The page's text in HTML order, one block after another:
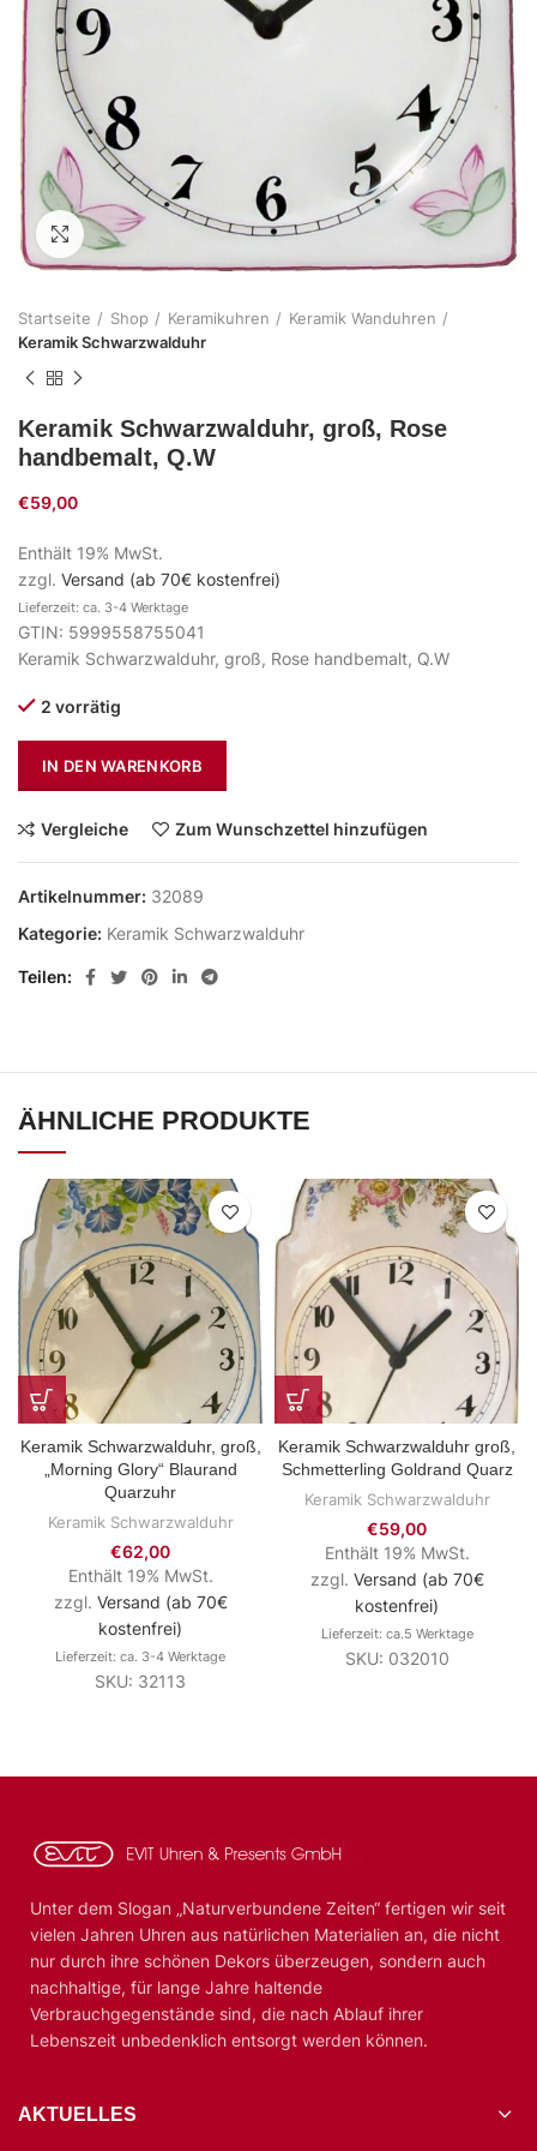
Zum Vergrößern klicken
Startseite Shop Keramikuhren
Keramik Wanduhren
Keramik Schwarzwalduhr
Keramik Schwarzwalduhr, groß, Rose
handbemalt, Q.W
€59,00
Enthält 19% MwSt.
zzgl. Versand (ab 70€ kostenfrei)
Lieferzeit: ca. 3-4 Werktage
GTIN: 5999558755041
Keramik Schwarzwalduhr, groß, Rose handbemalt, Q.W
2 vorrätig
IN DEN WARENKORB
Vergleiche Zum Wunschzettel hinzufügen
Artikelnummer: 32089
Kategorie: Keramik Schwarzwalduhr
Teilen
ÄHNLICHE PRODUKTE
Keramik Schwarzwalduhr, groß,
„Morning Glory“ Blaurand
Quarzuhr
Keramik Schwarzwalduhr
€62,00
Enthält 19% MwSt.
zzgl. Versand (ab 70€
kostenfrei)
Lieferzeit: ca. 3-4 Werktage
SKU: 32113
Keramik Schwarzwalduhr groß,
Schmetterling Goldrand Quarz
Keramik Schwarzwalduhr
€59,00
Enthält 19% MwSt.
zzgl. Versand (ab 70€
kostenfrei)
Lieferzeit: ca.5 Werktage
SKU: 032010
Unter dem Slogan „Naturverbundene Zeiten“ fertigen wir seit
vielen Jahren Uhren aus natürlichen Materialien an, die nicht
nur durch ihre schönen Dekors überzeugen, sondern auch
nachhaltige, für lange Jahre haltende
Verbrauchgegenstände sind, die nach Ablauf ihrer
Lebenszeit unbedenklich entsorgt werden können.
AKTUELLES